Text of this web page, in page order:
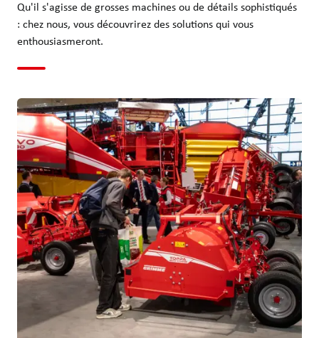
Qu'il s'agisse de grosses machines ou de détails sophistiqués
: chez nous, vous découvrirez des solutions qui vous
enthousiasmeront.